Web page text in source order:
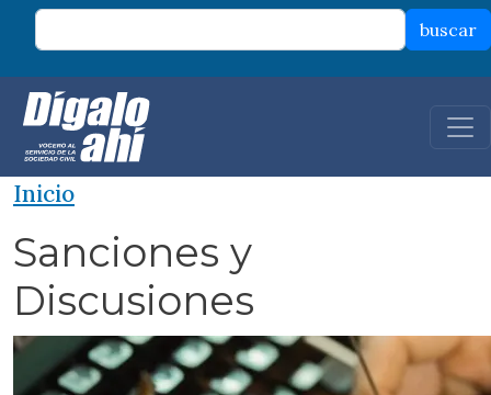
Pasar al contenido principal
buscar
Inicio
Sanciones y
Discusiones